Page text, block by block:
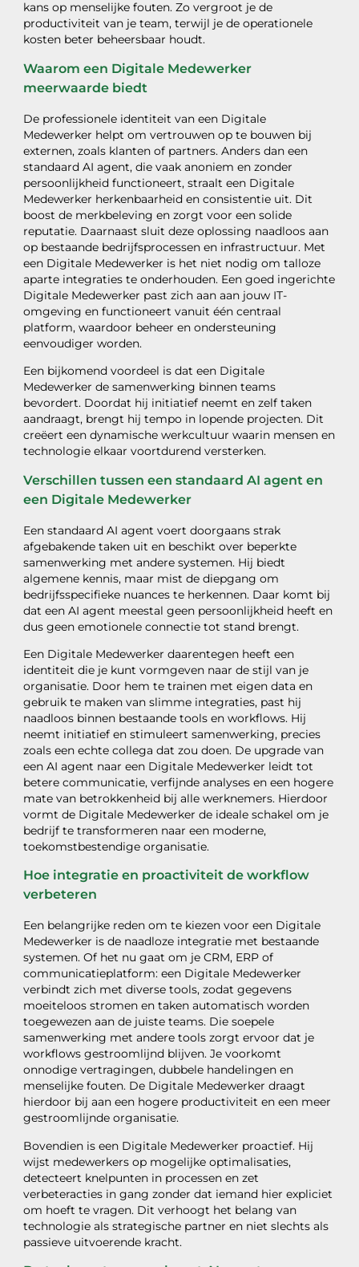
kans op menselijke fouten. Zo vergroot je de
productiviteit van je team, terwijl je de operationele
kosten beter beheersbaar houdt.
Waarom een Digitale Medewerker
meerwaarde biedt
De professionele identiteit van een Digitale
Medewerker helpt om vertrouwen op te bouwen bij
externen, zoals klanten of partners. Anders dan een
standaard AI agent, die vaak anoniem en zonder
persoonlijkheid functioneert, straalt een Digitale
Medewerker herkenbaarheid en consistentie uit. Dit
boost de merkbeleving en zorgt voor een solide
reputatie. Daarnaast sluit deze oplossing naadloos aan
op bestaande bedrijfsprocessen en infrastructuur. Met
een Digitale Medewerker is het niet nodig om talloze
aparte integraties te onderhouden. Een goed ingerichte
Digitale Medewerker past zich aan aan jouw IT-
omgeving en functioneert vanuit één centraal
platform, waardoor beheer en ondersteuning
eenvoudiger worden.
Een bijkomend voordeel is dat een Digitale
Medewerker de samenwerking binnen teams
bevordert. Doordat hij initiatief neemt en zelf taken
aandraagt, brengt hij tempo in lopende projecten. Dit
creëert een dynamische werkcultuur waarin mensen en
technologie elkaar voortdurend versterken.
Verschillen tussen een standaard AI agent en
een Digitale Medewerker
Een standaard AI agent voert doorgaans strak
afgebakende taken uit en beschikt over beperkte
samenwerking met andere systemen. Hij biedt
algemene kennis, maar mist de diepgang om
bedrijfsspecifieke nuances te herkennen. Daar komt bij
dat een AI agent meestal geen persoonlijkheid heeft en
dus geen emotionele connectie tot stand brengt.
Een Digitale Medewerker daarentegen heeft een
identiteit die je kunt vormgeven naar de stijl van je
organisatie. Door hem te trainen met eigen data en
gebruik te maken van slimme integraties, past hij
naadloos binnen bestaande tools en workflows. Hij
neemt initiatief en stimuleert samenwerking, precies
zoals een echte collega dat zou doen. De upgrade van
een AI agent naar een Digitale Medewerker leidt tot
betere communicatie, verfijnde analyses en een hogere
mate van betrokkenheid bij alle werknemers. Hierdoor
vormt de Digitale Medewerker de ideale schakel om je
bedrijf te transformeren naar een moderne,
toekomstbestendige organisatie.
Hoe integratie en proactiviteit de workflow
verbeteren
Een belangrijke reden om te kiezen voor een Digitale
Medewerker is de naadloze integratie met bestaande
systemen. Of het nu gaat om je CRM, ERP of
communicatieplatform: een Digitale Medewerker
verbindt zich met diverse tools, zodat gegevens
moeiteloos stromen en taken automatisch worden
toegewezen aan de juiste teams. Die soepele
samenwerking met andere tools zorgt ervoor dat je
workflows gestroomlijnd blijven. Je voorkomt
onnodige vertragingen, dubbele handelingen en
menselijke fouten. De Digitale Medewerker draagt
hierdoor bij aan een hogere productiviteit en een meer
gestroomlijnde organisatie.
Bovendien is een Digitale Medewerker proactief. Hij
wijst medewerkers op mogelijke optimalisaties,
detecteert knelpunten in processen en zet
verbeteracties in gang zonder dat iemand hier expliciet
om hoeft te vragen. Dit verhoogt het belang van
technologie als strategische partner en niet slechts als
passieve uitvoerende kracht.